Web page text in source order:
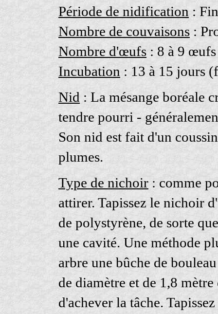
Période de nidification :
Nombre de couvaisons :
Nombre d'œufs : 8 à 9
Incubation : 13 à 15 jours
Nid : La mésange boréale
tendre pourri -
Son nid est fait d'un
plumes.
Type de nichoir: comme
attirer. Tapissez le nichoir
de polystyrène, de sorte
une cavité. Une méthode
arbre une bûche de
de diamètre et de 1,8
d'achever la tâche.